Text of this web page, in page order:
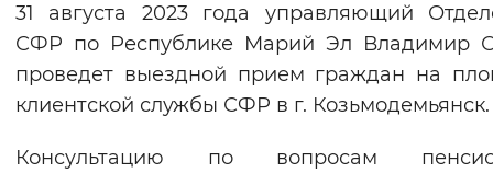
Цвет сайта
Монохромный Инверсивный
31 августа 2023 года управляющий
СФР по Республике Марий Эл Владимир
проведет выездной прием граждан на
клиентской службы СФР в г. Козьмодемьянск.
Консультацию по вопросам